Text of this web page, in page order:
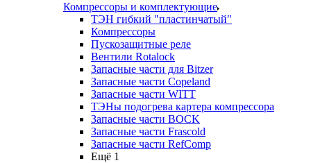
Компрессоры и комплектующие
ТЭН гибкий "пластинчатый"
Компрессоры
Пускозащитные реле
Вентили Rotalock
Запасные части для Bitzer
Запасные части Copeland
Запасные части WITT
ТЭНы подогрева картера компрессора
Запасные части BOCK
Запасные части Frascold
Запасные части RefComp
Ещё 1